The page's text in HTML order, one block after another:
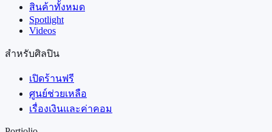
สินค้าทั้งหมด
Spotlight
Videos
สำหรับศิลปิน
เปิดร้านฟรี
ศูนย์ช่วยเหลือ
เรื่องเงินและค่าคอม